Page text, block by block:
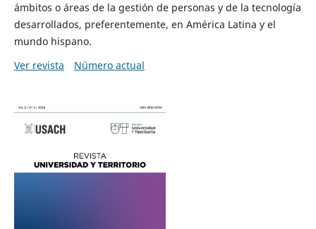
ámbitos o áreas de la gestión de personas y de la tecnología
desarrollados, preferentemente, en América Latina y el
mundo hispano.
Ver revista
Número actual